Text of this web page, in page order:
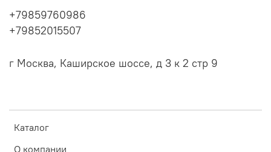
Каталог
О компании
+79859760986
+79852015507
г Москва, Каширское шоссе, д 3 к 2 стр 9